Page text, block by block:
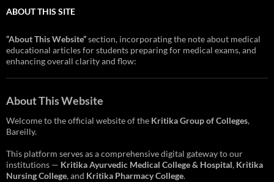
ABOUT THIS SITE
“About This Website”section, incorporating the note about medical
educational articles for students preparing for medical exams, and
enhancing overall clarity and flow:
About This Website
Welcome to the official website of the Kritika Group of Colleges,
Bareilly.
This platform serves as a comprehensive digital gateway to our
institutions — Kritika Ayurvedic Medical College & Hospital, Kritika
Nursing College, and Kritika Pharmacy College.